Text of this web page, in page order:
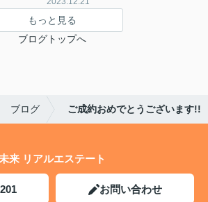
もっと見る
ブログトップへ
ブログ ご成約おめでとうございます!!
来 リアルエステート
お問い合わせ